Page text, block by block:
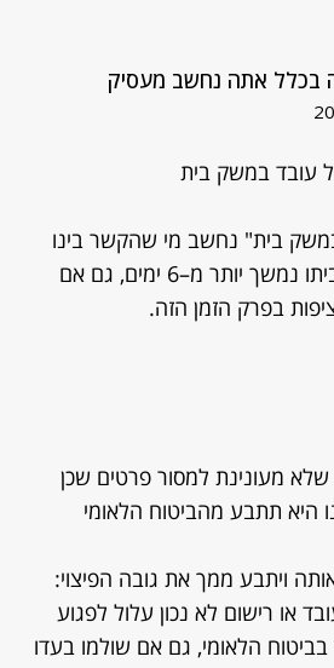
עובד במשק בית
בית" נחשב מי שהקשר בינו
ובין העובד במשק ביתו נמשך יותר מ–6 ימים, גם אם
בפרק הזמן הזה.
מעונינת למסור פרטים שכן
היא תתבע מהביטוח הלאומי
ויתבע ממך את גובה הפיצוי:
או רישום לא נכון עלול לפגוע
בביטוח הלאומי, גם אם שולמו בעדו